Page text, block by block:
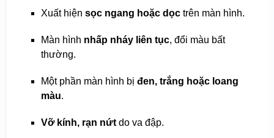
Xuất hiện sọc ngang hoặc dọctrên màn hình.
Màn hình nhấp nháy liên tục, đổi màu bất
thường.
Một phần màn hình bị đen, trắng hoặc loang
màu.
Vỡ kính, rạn nứtdo va đập.